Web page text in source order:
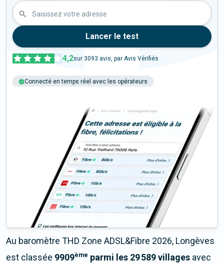
Saisissez votre adresse
Lancer le test
4,2sur 3093 avis, par Avis Vérifiés
Connecté en temps réel avec les opérateurs
Au baromètre THD Zone ADSL&Fibre 2026, Longèves
est classée 9909ème parmi les 29 589 villages avec